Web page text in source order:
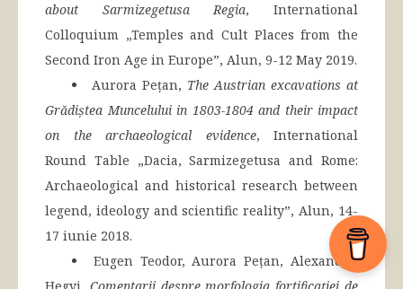
about Sarmizegetusa Regia, International
Colloquium „Temples and Cult Places from the
Second Iron Age in Europe”, Alun, 9-12 May 2019.
Aurora Pețan, The Austrian excavations at
Grădiștea Muncelului in 1803-1804 and their impact
on the archaeological evidence, International
Round Table „Dacia, Sarmizegetusa and Rome:
Archaeological and historical research between
legend, ideology and scientific reality”, Alun, 14-
17 iunie 2018.
Eugen Teodor, Aurora Pețan, Alexandru